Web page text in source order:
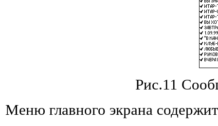
Рис.11
Меню главного экрана